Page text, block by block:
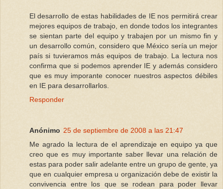
El desarrollo de estas habilidades de IE nos permitirá crear
mejores equipos de trabajo, en donde todos los integrantes
se sientan parte del equipo y trabajen por un mismo fin y
un desarrollo común, considero que México sería un mejor
país si tuvieramos más equipos de trabajo. La lectura nos
confirma que si podemos aprender IE y además considero
que es muy imporante conocer nuestros aspectos débiles
en IE para desarrollarlos.
Responder
Anónimo 25 de septiembre de 2008 a las 21:47
Me agrado la lectura de el aprendizaje en equipo ya que
creo que es muy importante saber llevar una relación de
estas para poder salir adelante entre un grupo de gente, ya
que en cualquier empresa u organización debe de existir la
convivencia entre los que se rodean para poder llevar